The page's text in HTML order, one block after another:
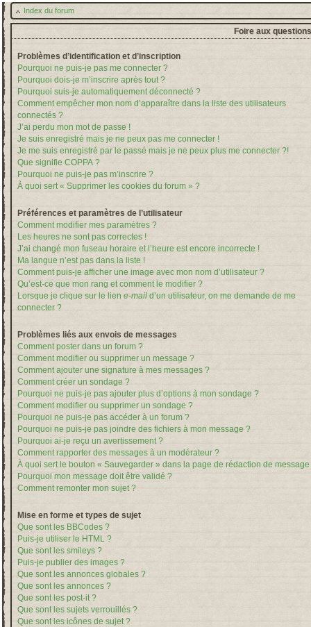
Index du forum
Foire aux
Problèmes d’identification et d’inscription
Pourquoi ne puis-je pas me connecter ?
Pourquoi dois-je m’inscrire après tout ?
Pourquoi suis-je automatiquement déconnecté ?
Comment empêcher mon nom d’apparaître dans la liste des utilisateurs
connectés ?
J’ai perdu mon mot de passe !
Je suis enregistré mais je ne peux pas me connecter !
Je me suis enregistré par le passé mais je ne peux plus me connecter ?!
Que signifie COPPA ?
Pourquoi ne puis-je pas m’inscrire ?
À quoi sert « Supprimer les cookies du forum » ?
Préférences et paramètres de l’utilisateur
Comment modifier mes paramètres ?
Les heures ne sont pas correctes !
J’ai changé mon fuseau horaire et l’heure est encore incorrecte !
Ma langue n’est pas dans la liste !
Comment puis-je afficher une image avec mon nom d’utilisateur ?
Qu’est-ce que mon rang et comment le modifier ?
Lorsque je clique sur le lien e-mail d’un utilisateur, on me demande de me
connecter ?
Problèmes liés aux envois de messages
Comment poster dans un forum ?
Comment modifier ou supprimer un message ?
Comment ajouter une signature à mes messages ?
Comment créer un sondage ?
Pourquoi ne puis-je pas ajouter plus d’options à mon sondage ?
Comment modifier ou supprimer un sondage ?
Pourquoi ne puis-je pas accéder à un forum ?
Pourquoi ne puis-je pas joindre des fichiers à mon message ?
Pourquoi ai-je reçu un avertissement ?
Comment rapporter des messages à un modérateur ?
À quoi sert le bouton « Sauvegarder » dans la page de rédaction de message
Pourquoi mon message doit être validé ?
Comment remonter mon sujet ?
Mise en forme et types de sujet
Que sont les BBCodes ?
Puis-je utiliser le HTML ?
Que sont les smileys ?
Puis-je publier des images ?
Que sont les annonces globales ?
Que sont les annonces ?
Que sont les post-it ?
Que sont les sujets verrouillés ?
Que sont les icônes de sujet ?